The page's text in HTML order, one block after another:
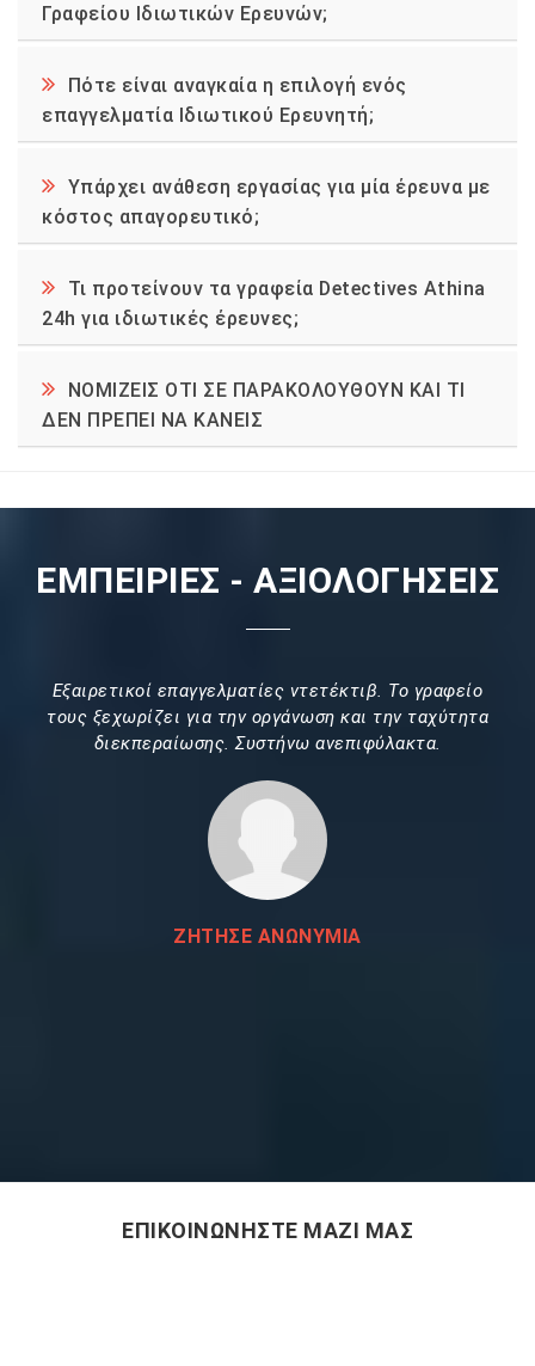
Γραφείου Ιδιωτικών Ερευνών;
Πότε είναι αναγκαία η επιλογή ενός
επαγγελματία Ιδιωτικού Ερευνητή;
Υπάρχει ανάθεση εργασίας για μία έρευνα με
κόστος απαγορευτικό;
Τι προτείνουν τα γραφεία Detectives Athina
24h για ιδιωτικές έρευνες;
ΝΟΜΙΖΕΙΣ ΟΤΙ ΣΕ ΠΑΡΑΚΟΛΟΥΘΟΥΝ ΚΑΙ ΤΙ
ΔΕΝ ΠΡΕΠΕΙ ΝΑ ΚΑΝΕΙΣ
ΕΜΠΕΙΡΙΕΣ - ΑΞΙΟΛΟΓΗΣΕΙΣ
Εξαιρετικοί επαγγελματίες ντετέκτιβ. Το γραφείο
τους ξεχωρίζει για την οργάνωση και την ταχύτητα
διεκπεραίωσης. Συστήνω ανεπιφύλακτα.
ΖΗΤΗΣΕ ΑΝΩΝΥΜΙΑ
ΕΠΙΚΟΙΝΩΝΗΣΤΕ ΜΑΖΙ ΜΑΣ